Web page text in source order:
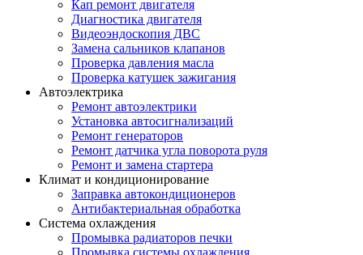
Кап ремонт двигателя
Диагностика двигателя
Видеоэндоскопия ДВС
Замена сальников клапанов
Проверка давления масла
Проверка катушек зажигания
Автоэлектрика
Ремонт автоэлектрики
Установка автосигнализаций
Ремонт генераторов
Ремонт датчика угла поворота руля
Ремонт и замена стартера
Климат и кондиционирование
Заправка автокондиционеров
Антибактериальная обработка
Система охлаждения
Промывка радиаторов печки
Промывка системы охлаждения